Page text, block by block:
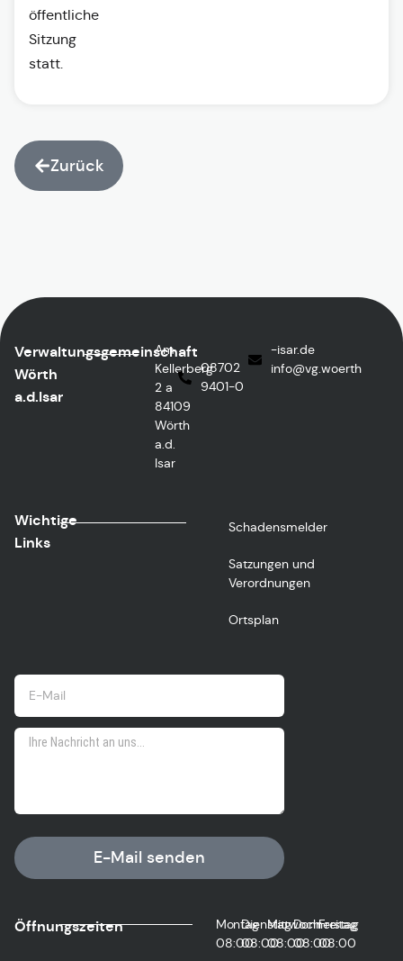
öffentliche
Sitzung
statt.
Zurück
Verwaltungsgemeinschaft
Wörth
a.d.Isar
Am
Kellerberg
2 a
84109
Wörth
a.d.
Isar
08702
9401-0
ed.rasi-
htreow.gv
@ofni
Wichtige
Links
Schadensmelder
Satzungen und
Verordnungen
Ortsplan
E-Mail senden
Öffnungszeiten
Montag
08:00
Dienstag
08:00
Mittwoch
08:00
Donnerstag
08:00
Freitag
08:00